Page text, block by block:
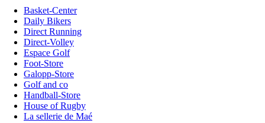
Basket-Center
Daily Bikers
Direct Running
Direct-Volley
Espace Golf
Foot-Store
Galopp-Store
Golf and co
Handball-Store
House of Rugby
La sellerie de Maé